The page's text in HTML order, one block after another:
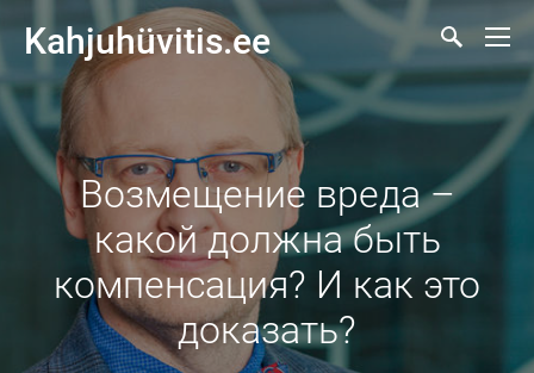
Kahjuhüvitis.ee
Возмещение вреда –
какой должна быть
компенсация? И как это
доказать?